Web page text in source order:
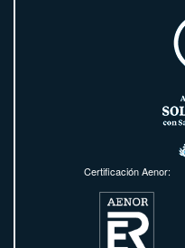
Certificación Aenor: